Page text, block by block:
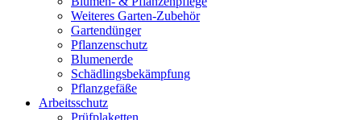
Weiteres Garten-Zubehör
Gartendünger
Pflanzenschutz
Blumenerde
Schädlingsbekämpfung
Pflanzgefäße
Arbeitsschutz
Prüfplaketten